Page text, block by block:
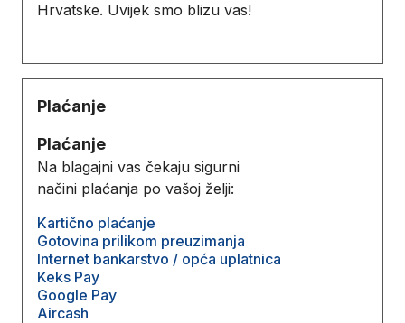
Hrvatske. Uvijek smo blizu vas!
Plaćanje
Plaćanje
Na blagajni vas čekaju sigurni
načini plaćanja po vašoj želji:
Kartično plaćanje
Gotovina prilikom preuzimanja
Internet bankarstvo / opća uplatnica
Keks Pay
Google Pay
Aircash